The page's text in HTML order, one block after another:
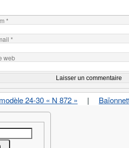
*
*
web
24-30 « N 872 » |